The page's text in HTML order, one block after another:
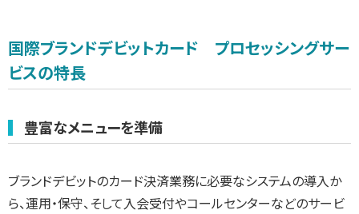
国際ブランドデビットカード プロセッシングサー
ビスの特長
豊富なメニューを準備
ブランドデビットのカード決済業務に必要なシステムの導入か
ら、運用・保守、そして入会受付やコールセンターなどのサービ